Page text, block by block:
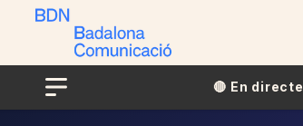
Menu
🔴​​ En directe